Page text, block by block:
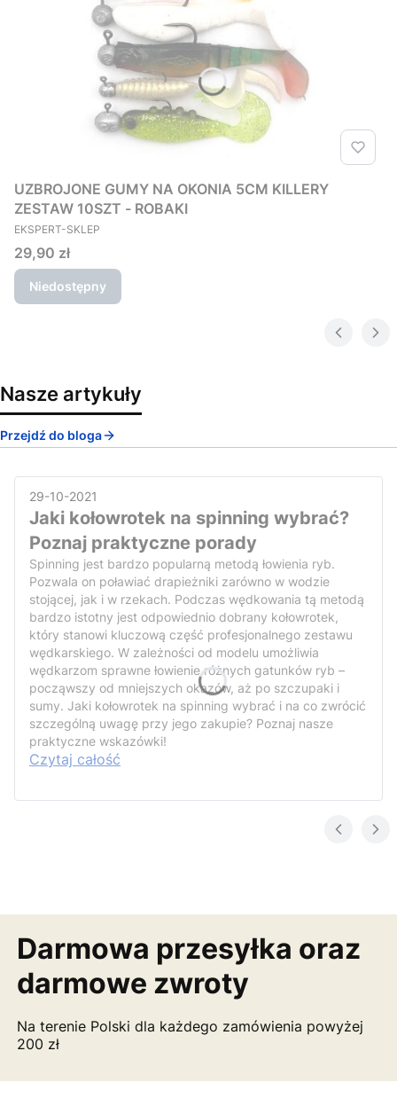
UZBROJONE GUMY NA OKONIA 5CM KILLERY
ZESTAW 10SZT - ROBAKI
PRODUCENT
EKSPERT-SKLEP
Cena
29,90 zł
Niedostępny
Nasze artykuły
Przejdź do bloga
29-10-2021
Jaki kołowrotek na spinning wybrać?
Poznaj praktyczne porady
Spinning jest bardzo popularną metodą łowienia ryb.
Pozwala on poławiać drapieżniki zarówno w wodzie
stojącej, jak i w rzekach. Podczas wędkowania tą metodą
bardzo istotny jest odpowiednio dobrany kołowrotek,
który stanowi kluczową część profesjonalnego zestawu
wędkarskiego. W zależności od modelu umożliwia
wędkarzom sprawne łowienie różnych gatunków ryb –
począwszy od mniejszych okazów, aż po szczupaki i
sumy. Jaki kołowrotek na spinning wybrać i na co zwrócić
szczególną uwagę przy jego zakupie? Poznaj nasze
praktyczne wskazówki!
Czytaj całość
Darmowa przesyłka oraz
darmowe zwroty
Na terenie Polski dla każdego zamówienia powyżej
200 zł